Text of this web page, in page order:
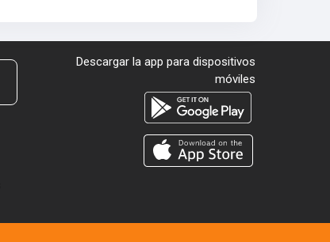
Descargar la app para dispositivos
móviles